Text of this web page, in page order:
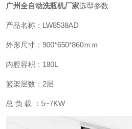
广州全自动洗瓶机厂家选型参数
产品名称：LW8538AD
外形尺寸：900*650*860ｍｍ
内腔容积：180L
篮架层数：2层
总 负 载 ：5~7KW